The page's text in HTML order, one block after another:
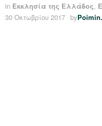
in Εκκλησία της Ελλάδος,
30 Οκτωβρίου 2017 by